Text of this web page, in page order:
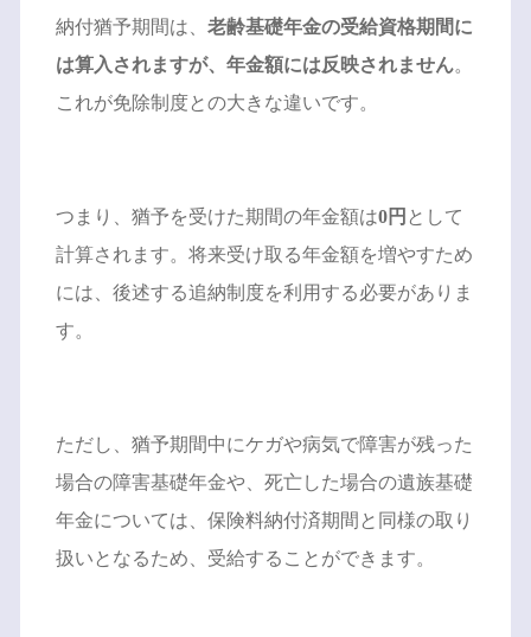
納付猶予期間は、 老齢基礎年金の受給資格期間に
は算入されますが、年金額には反映されません。
これが免除制度との大きな違いです。
つまり、猶予を受けた期間の年金額は0円 として
計算されます。将来受け取る年金額を増やすため
には、後述する追納制度を利用する必要がありま
す。
ただし、猶予期間中にケガや病気で障害が残った
場合の障害基礎年金や、死亡した場合の遺族基礎
年金については、保険料納付済期間と同様の取り
扱いとなるため、受給することができます。